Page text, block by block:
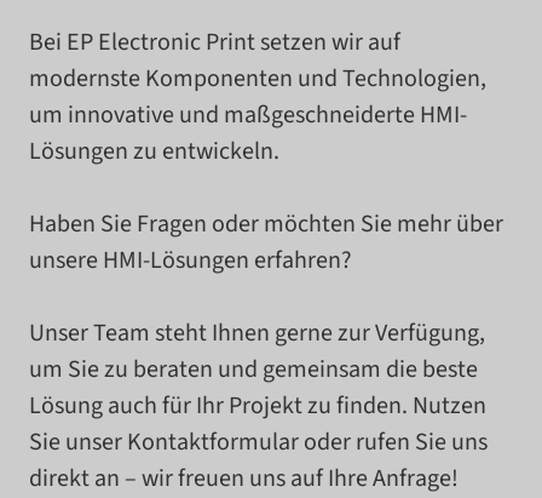
Bei EP Electronic Print set­zen wir auf
modernste Komponenten und Technologien,
um inno­va­tive und maß­ge­schnei­derte HMI-​
Lösungen zu ent­wi­ckeln.
Haben Sie Fragen oder möch­ten Sie mehr über
unsere HMI-​Lösungen erfah­ren?
Unser Team steht Ihnen gerne zur Verfügung,
um Sie zu bera­ten und gemein­sam die beste
Lösung auch für Ihr Projekt zu fin­den. Nutzen
Sie unser Kontaktformular oder rufen Sie uns
direkt an – wir freuen uns auf Ihre Anfrage!